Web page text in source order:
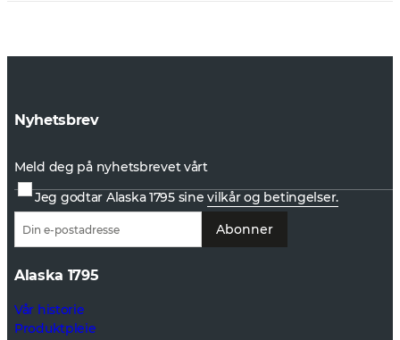
Nyhetsbrev
Meld deg på nyhetsbrevet vårt
Jeg godtar Alaska 1795 sinevilkår og betingelser.
Abonner
Alaska 1795
Vår historie
Produktpleie